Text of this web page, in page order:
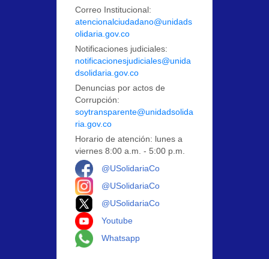
Correo Institucional:
atencionalciudadano@unidads
olidaria.gov.co
Notificaciones judiciales:
notificacionesjudiciales@unida
dsolidaria.gov.co
Denuncias por actos de
Corrupción:
soytransparente@unidadsolida
ria.gov.co
Horario de atención: lunes a
viernes 8:00 a.m. - 5:00 p.m.
@USolidariaCo
@USolidariaCo
@USolidariaCo
Youtube
Whatsapp